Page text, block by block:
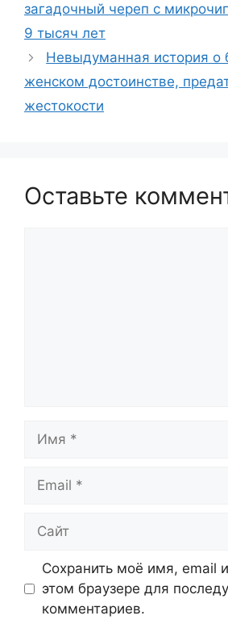
загадочный череп с
9 тысяч лет
Невыдуманная история о
женском достоинстве,
жестокости
Оставьте
Имя
Email
Сайт
Сохранить моё имя, email
этом браузере для
комментариев.